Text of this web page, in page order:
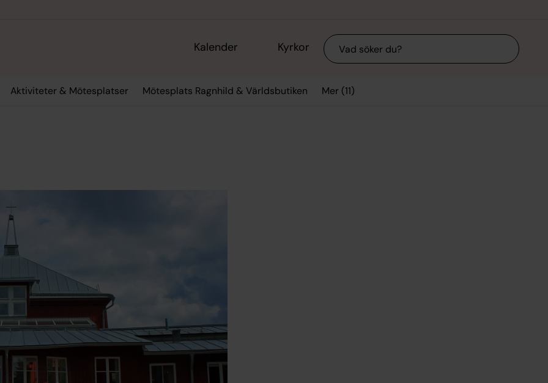
Kalender Kyrkor Sök
Aktiviteter & Mötesplatser Mötesplats Ragnhild & Världsbutiken Mer (11)